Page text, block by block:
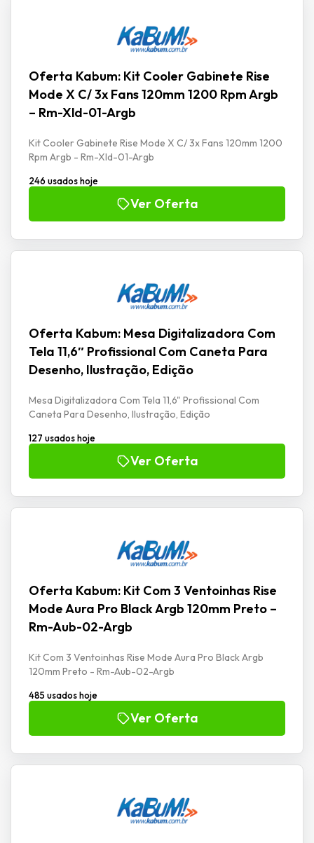
Oferta Kabum: Kit Cooler Gabinete Rise
Mode X C/ 3x Fans 120mm 1200 Rpm Argb
– Rm-Xld-01-Argb
Kit Cooler Gabinete Rise Mode X C/ 3x Fans 120mm 1200
Rpm Argb - Rm-Xld-01-Argb
246 usados hoje
Ver Oferta
Oferta Kabum: Mesa Digitalizadora Com
Tela 11,6″ Profissional Com Caneta Para
Desenho, Ilustração, Edição
Mesa Digitalizadora Com Tela 11,6" Profissional Com
Caneta Para Desenho, Ilustração, Edição
127 usados hoje
Ver Oferta
Oferta Kabum: Kit Com 3 Ventoinhas Rise
Mode Aura Pro Black Argb 120mm Preto –
Rm-Aub-02-Argb
Kit Com 3 Ventoinhas Rise Mode Aura Pro Black Argb
120mm Preto - Rm-Aub-02-Argb
485 usados hoje
Ver Oferta